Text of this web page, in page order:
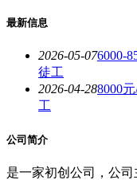
最新信息
2026-05-076000-
徒工
2026-04-288000
工
公司简介
是一家初创公司，公